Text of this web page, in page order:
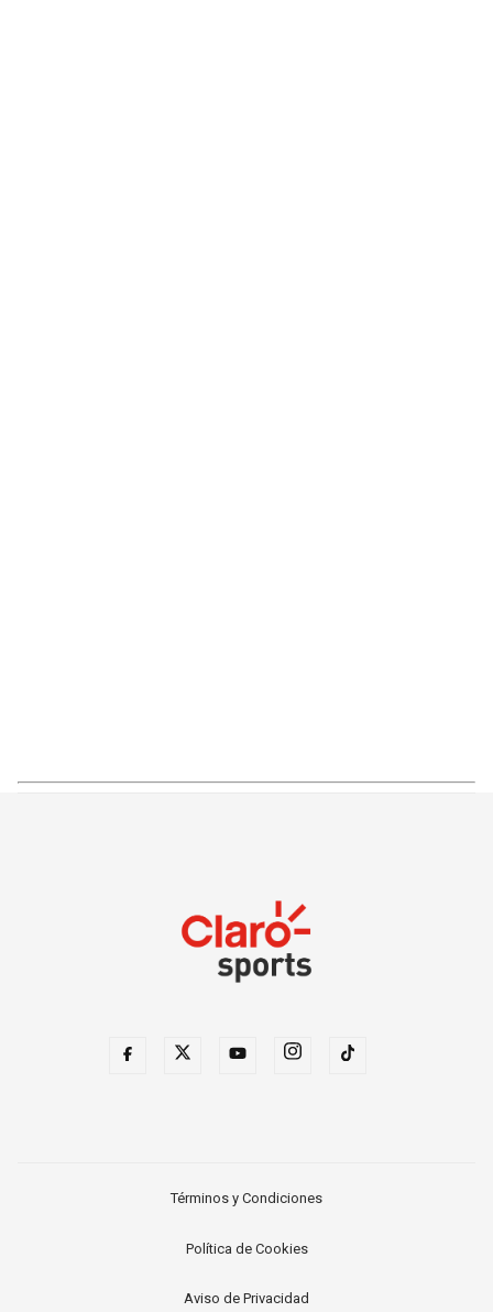
Términos y Condiciones
Política de Cookies
Aviso de Privacidad